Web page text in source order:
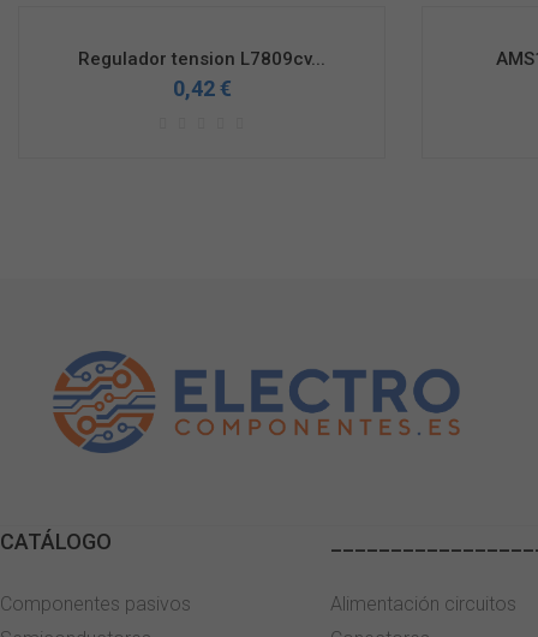
Regulador tension L7809cv...
0,42 €
CATÁLOGO
Componentes pasivos
Alimentación circuitos